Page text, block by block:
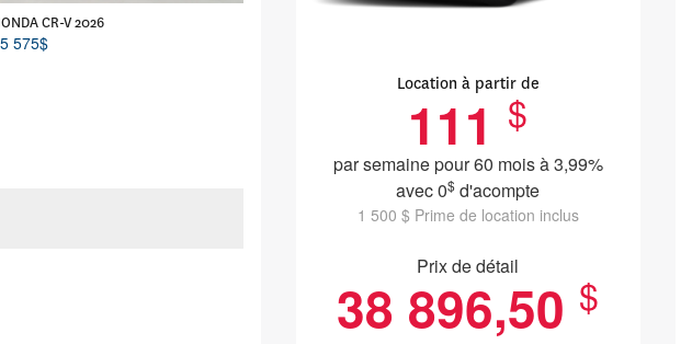
CR-V 2026
575$
Location à partir de
111 $
par semaine pour 60 mois à 3,99%
avec 0$ d'acompte
1 500 $ Prime de location inclus
Prix de détail
38 896,50 $